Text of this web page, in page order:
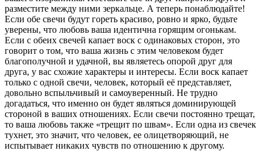
разместите между ними зеркальце. А теперь понаблюдайте!
Если обе свечи будут гореть красиво, ровно и ярко, будьте
уверены, что любовь ваша идентична горящим огонькам.
Если с обеих свечей капает воск с одинаковых сторон, это
говорит о том, что ваша жизнь с этим человеком будет
благополучной и удачной, вы являетесь опорой друг для
друга, у вас схожие характеры и интересы. Если воск капает
только с одной свечи, человек, который её представляет,
довольно вспыльчивый и самоуверенный. Не трудно
догадаться, что именно он будет являться доминирующей
стороной в ваших отношениях. Если свечи постоянно трещат,
то ваша любовь также «трещит по швам». Если одна из свечек
тухнет, это значит, что человек, ее олицетворяющий, не
испытывает никаких чувств по отношению к другому.